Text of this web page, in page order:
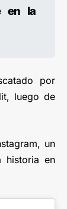
en la
por
luego de
un
historia en